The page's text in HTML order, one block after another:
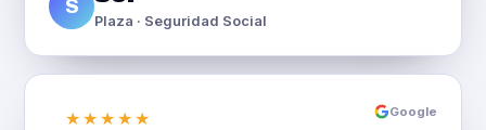
S
Plaza · Seguridad Social
★★★★★ Google